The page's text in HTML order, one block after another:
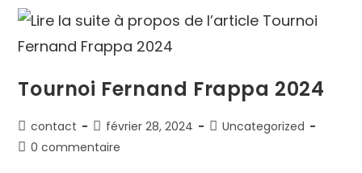
Tournoi Fernand Frappa 2024
contact février 28, 2024
Uncategorized
0 commentaire